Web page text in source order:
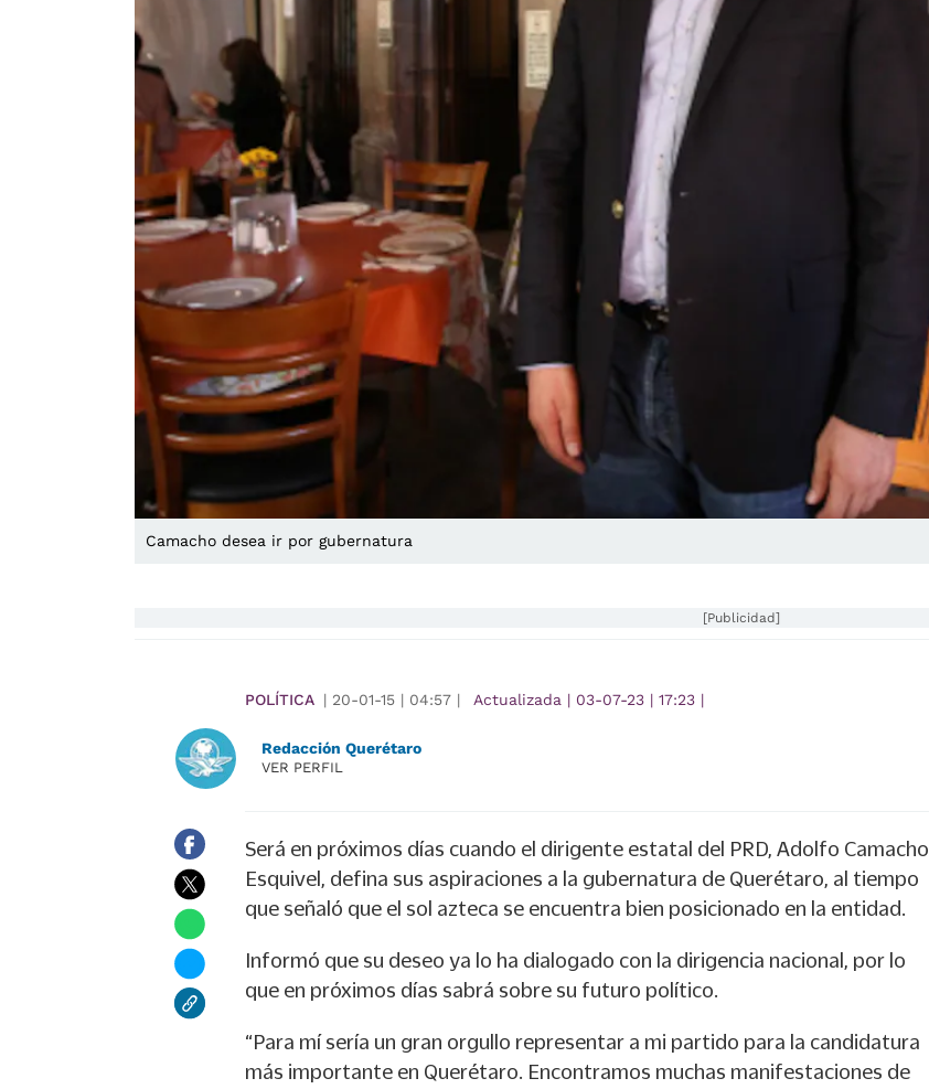
Camacho desea ir por gubernatura
[Publicidad]
POLÍTICA | 20-01-15 | 04:57 | Actualizada | 03-07-23 | 17:23 |
Redacción Querétaro
VER PERFIL
Será en próximos días cuando el dirigente estatal del PRD, Adolfo Camacho
Esquivel, defina sus aspiraciones a la gubernatura de Querétaro, al tiempo
que señaló que el sol azteca se encuentra bien posicionado en la entidad.
Informó que su deseo ya lo ha dialogado con la dirigencia nacional, por lo
que en próximos días sabrá sobre su futuro político.
“Para mí sería un gran orgullo representar a mi partido para la candidatura
más importante en Querétaro. Encontramos muchas manifestaciones de